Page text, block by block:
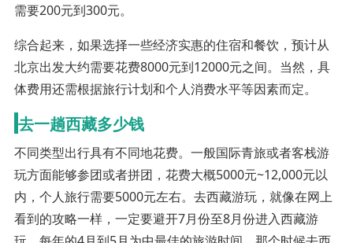
需要200元到300元。
综合起来，如果选择一些经济实惠的住宿和餐饮，预计从
北京出发大约需要花费8000元到12000元之间。当然，具
体费用还需根据旅行计划和个人消费水平等因素而定。
去一趟西藏多少钱
不同类型出行具有不同地花费。一般国际青旅或者客栈游
玩方面能够参团或者拼团，花费大概5000元~12,000元以
内，个人旅行需要5000元左右。去西藏游玩，就像在网上
看到的攻略一样，一定要避开7月份至8月份进入西藏游